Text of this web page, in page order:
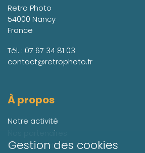
Gestion des cookies
Retro Photo
54000 Nancy
France
Tél. : 07 67 34 81 03
contact@retrophoto.fr
À propos
Notre activité
Nos partenaires
Nos distributeurs